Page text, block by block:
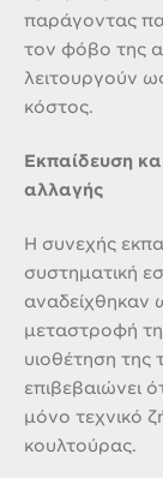
παράγοντας
τον φόβο της
λειτουργούν
κόστος.
Εκπαίδευση
αλλαγής
Η συνεχής
συστηματική
αναδείχθηκαν
μεταστροφή
υιοθέτηση της
επιβεβαιώνει
μόνο τεχνικό
κουλτούρας.